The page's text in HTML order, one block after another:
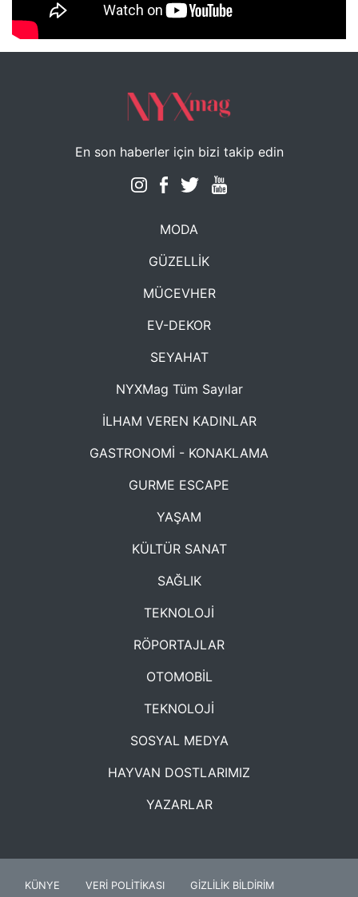
NYXmag 2. Yaş Kutlama Etkinliği
En son haberler için bizi takip edin
MODA
GÜZELLİK
MÜCEVHER
EV-DEKOR
SEYAHAT
NYXMag Tüm Sayılar
İLHAM VEREN KADINLAR
GASTRONOMİ - KONAKLAMA
GURME ESCAPE
YAŞAM
KÜLTÜR SANAT
SAĞLIK
TEKNOLOJİ
RÖPORTAJLAR
OTOMOBİL
TEKNOLOJİ
SOSYAL MEDYA
HAYVAN DOSTLARIMIZ
YAZARLAR
KÜNYE VERİ POLİTİKASI GİZLİLİK BİLDİRİM